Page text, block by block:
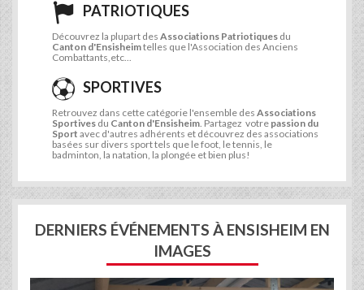
PATRIOTIQUES
Découvrez la plupart des Associations Patriotiques du
Canton d'Ensisheimtelles que l'Association des Anciens
Combattants,etc...
SPORTIVES
Retrouvez dans cette catégorie l'ensemble des Associations
Sportives du Canton d'Ensisheim . Partagez votre passion du
Sport avec d'autres adhérents et découvrez des associations
basées sur divers sport tels que le foot, le tennis, le
badminton, la natation, la plongée et bien plus!
DERNIERS ÉVÉNEMENTS À ENSISHEIM EN
IMAGES